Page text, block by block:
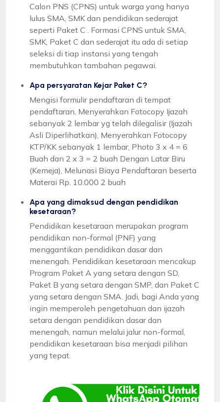
Calon PNS (CPNS) untuk warga yang hanya
lulus SMA, SMK dan pendidikan sederajat
seperti Paket C . Formasi CPNS untuk SMA,
SMK, Paket C dan sederajat itu ada di setiap
seleksi di tiap instansi yang tengah
membutuhkan tambahan pegawai.
Apa persyaratan Kejar Paket C?
Mengisi formulir pendaftaran di tempat
pendaftaran, Menyerahkan Fotocopy Ijazah
sebanyak 2 lembar yg telah dilegalisir (Ijazah
Asli Diperlihatkan), Menyerahkan Fotocopy
KTP/KK sebanyak 1 lembar, Photo 3 x 4 = 6
Buah dan 2 x 3 = 2 buah Dengan Latar Biru
(Kemeja), Melunasi Biaya Pendaftaran beserta
Materai Rp. 10.000 2 buah
Apa yang dimaksud dengan pendidikan
kesetaraan?
Pendidikan kesetaraan merupakan program
pendidikan non-formal (PNF) yang
menggantikan pendidikan dasar dan
menengah. Pendidikan kesetaraan mencakup
Program Paket A yang setara dengan SD,
Paket B yang setara dengan SMP, dan Paket C
yang setara dengan SMA. Jadi, bagi Anda yang
ingin memperoleh pengetahuan dan ijazah
setara dengan pendidikan dasar dan
menengah, namun melalui jalur non-formal,
pendidikan kesetaraan bisa menjadi pilihan
yang tepat.